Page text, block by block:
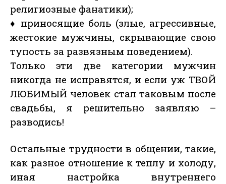
религиозные фанатики);
♦ приносящие боль (злые, агрессивные,
жестокие мужчины, скрывающие свою
тупость за развязным поведением).
Только эти две категории мужчин
никогда не исправятся, и если уж ТВОЙ
ЛЮБИМЫЙ человек стал таковым после
свадьбы, я решительно заявляю –
разводись!
Остальные трудности в общении, такие,
как разное отношение к теплу и холоду,
иная настройка внутреннего